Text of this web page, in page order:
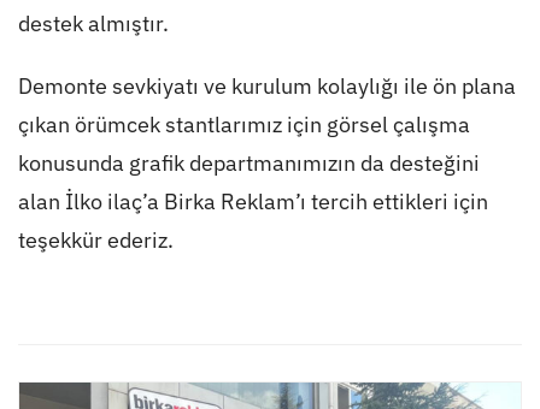
destek almıştır.
Demonte sevkiyatı ve kurulum kolaylığı ile ön plana
çıkan örümcek stantlarımız için görsel çalışma
konusunda grafik departmanımızın da desteğini
alan İlko ilaç’a Birka Reklam’ı tercih ettikleri için
teşekkür ederiz.